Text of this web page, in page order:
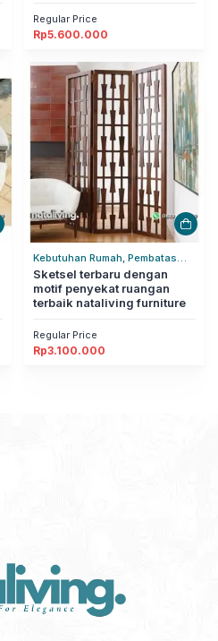
Regular Price
Rp5.600.000
Kebutuhan Rumah, Pembatas
Ruangan, Rumah Tangga
Sketsel terbaru dengan
motif penyekat ruangan
terbaik nataliving furniture
Regular Price
Rp3.100.000